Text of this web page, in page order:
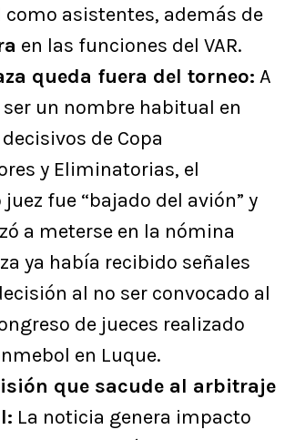
como asistentes, además de
en las funciones del VAR.
queda fuera del torneo: A
ser un nombre habitual en
de Copa
y Eliminatorias, el
fue “bajado del avión” y
a meterse en la nómina
ya había recibido señales
al no ser convocado al
de jueces realizado
en Luque.
que sacude al arbitraje
La noticia genera impacto